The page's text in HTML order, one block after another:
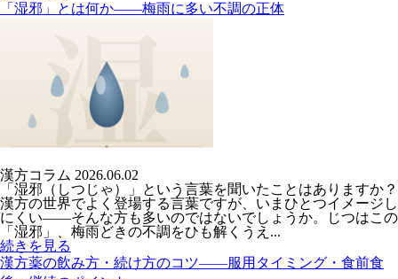
「湿邪」とは何か――梅雨に多い不調の正体
漢方コラム 2026.06.02
「湿邪（しつじゃ）」という言葉を聞いたことはありますか？
漢方の世界でよく登場する言葉ですが、いまひとつイメージし
にくい――そんな方も多いのではないでしょうか。じつはこの
「湿邪」、梅雨どきの不調をひも解くうえ...
続きを見る
漢方薬の飲み方・続け方のコツ――服用タイミング・食前食